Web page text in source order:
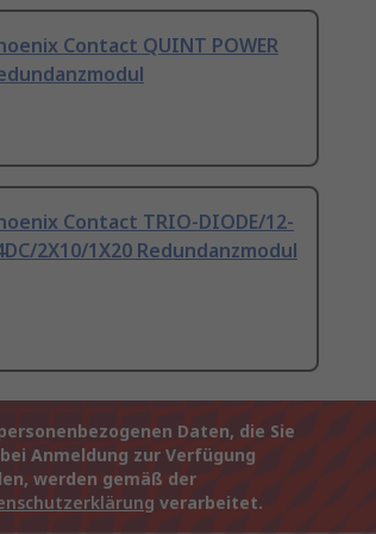
Contact QUINT POWER
Contact TRIO-DIODE/12-
2X10/1X20 Redundanzmodul
Daten, die Sie
Anmeldung zur Verfügung
werden gemäß der
verarbeitet.